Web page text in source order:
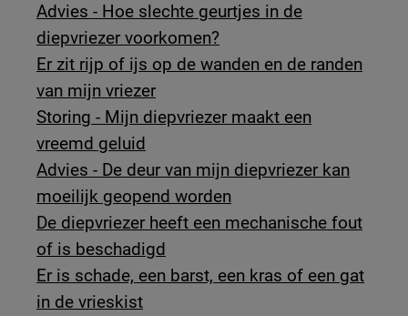
Advies - Hoe slechte geurtjes in de
diepvriezer voorkomen?
Er zit rijp of ijs op de wanden en de randen
van mijn vriezer
Storing - Mijn diepvriezer maakt een
vreemd geluid
Advies - De deur van mijn diepvriezer kan
moeilijk geopend worden
De diepvriezer heeft een mechanische fout
of is beschadigd
Er is schade, een barst, een kras of een gat
in de vrieskist